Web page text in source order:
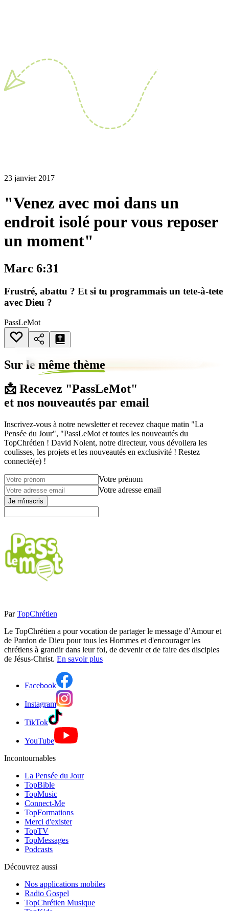
23 janvier 2017
"Venez avec moi dans un
endroit isolé pour vous reposer
un moment"
Marc 6:31
Frustré, abattu ? Et si tu programmais un tete-à-tete
avec Dieu ?
PassLeMot
Sur le même thème
📩 Recevez "PassLeMot"
et nos nouveautés par email
Inscrivez-vous à notre newsletter et recevez chaque matin "La
Pensée du Jour", "PassLeMot et toutes les nouveautés du
TopChrétien ! David Nolent, notre directeur, vous dévoilera les
coulisses, les projets et les nouveautés en exclusivité ! Restez
connecté(e) !
Votre prénom
Votre adresse email
Je m'inscris
Par TopChrétien
Le TopChrétien a pour vocation de partager le message d’Amour et
de Pardon de Dieu pour tous les Hommes et d'encourager les
chrétiens à grandir dans leur foi, de devenir et de faire des disciples
de Jésus-Christ. En savoir plus
Facebook
Instagram
TikTok
YouTube
Incontournables
La Pensée du Jour
TopBible
TopMusic
Connect-Me
TopFormations
Merci d'exister
TopTV
TopMessages
Podcasts
Découvrez aussi
Nos applications mobiles
Radio Gospel
TopChrétien Musique